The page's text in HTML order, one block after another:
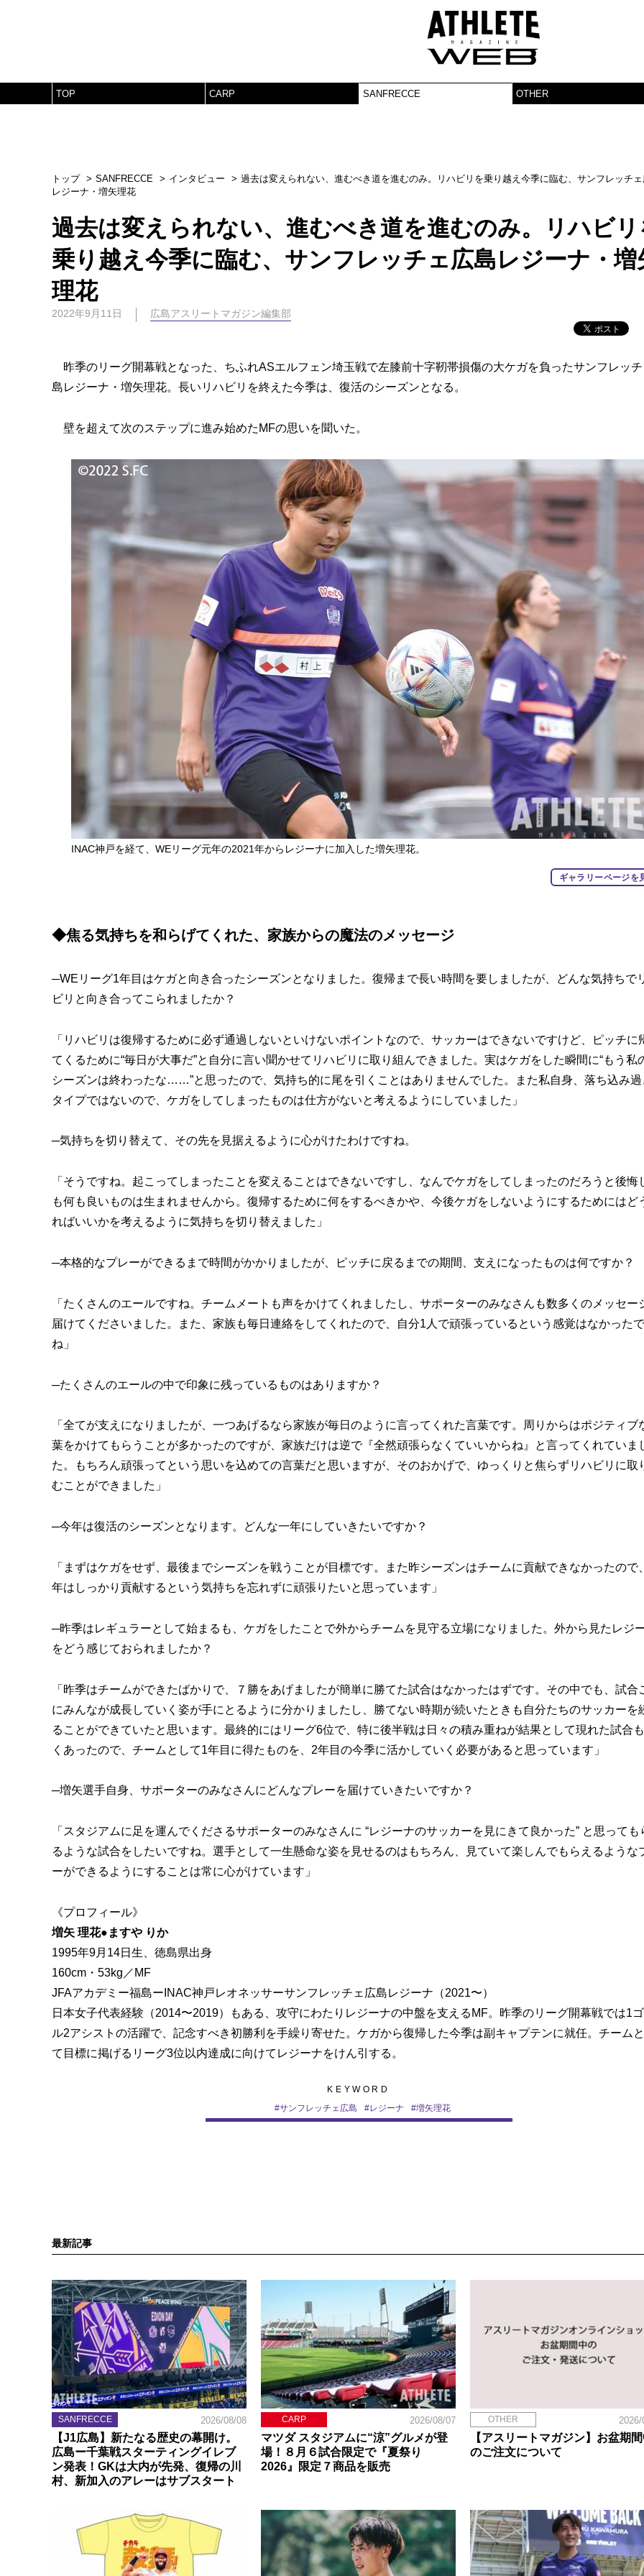
TOP CARP SANFRECCE OTHER
トップ SANFRECCE インタビュー
過去は変えられない、進むべき道を進むのみ。リハビリを乗り越え今季に臨む、サンフレッチェ
レジーナ・増矢理花
過去は変えられない、進むべき道を進むのみ。リハビリ
乗り越え今季に臨む、サンフレッチェ広島レジーナ・増
理花
2022年9月11日 広島アスリートマガジン編集部
昨季のリーグ開幕戦となった、ちふれASエルフェン埼玉戦で左膝前十字靭帯損傷の大ケガを負ったサンフレッ
島レジーナ・増矢理花。長いリハビリを終えた今季は、復活のシーズンとなる。
壁を超えて次のステップに進み始めたMFの思いを聞いた。
INAC神戸を経て、WEリーグ元年の2021年からレジーナに加入した増矢理花。
ギャラリーページを
◆焦る気持ちを和らげてくれた、家族からの魔法のメッセージ
─WEリーグ1年目はケガと向き合ったシーズンとなりました。復帰まで長い時間を要しましたが、どんな気持ちで
ビリと向き合ってこられましたか？
「リハビリは復帰するために必ず通過しないといけないポイントなので、サッカーはできないですけど、ピッチに
てくるために“毎日が大事だ”と自分に言い聞かせてリハビリに取り組んできました。実はケガをした瞬間に“もう私
シーズンは終わったな……”と思ったので、気持ち的に尾を引くことはありませんでした。また私自身、落ち込み過
タイプではないので、ケガをしてしまったものは仕方がないと考えるようにしていました」
─気持ちを切り替えて、その先を見据えるように心がけたわけですね。
「そうですね。起こってしまったことを変えることはできないですし、なんでケガをしてしまったのだろうと後悔
も何も良いものは生まれませんから。復帰するために何をするべきかや、今後ケガをしないようにするためにはど
ればいいかを考えるように気持ちを切り替えました」
─本格的なプレーができるまで時間がかかりましたが、ピッチに戻るまでの期間、支えになったものは何ですか？
「たくさんのエールですね。チームメートも声をかけてくれましたし、サポーターのみなさんも数多くのメッセー
届けてくださいました。また、家族も毎日連絡をしてくれたので、自分1人で頑張っているという感覚はなかった
ね」
─たくさんのエールの中で印象に残っているものはありますか？
「全てが支えになりましたが、一つあげるなら家族が毎日のように言ってくれた言葉です。周りからはポジティブ
葉をかけてもらうことが多かったのですが、家族だけは逆で『全然頑張らなくていいからね』と言ってくれていま
た。もちろん頑張ってという思いを込めての言葉だと思いますが、そのおかげで、ゆっくりと焦らずリハビリに取
むことができました」
─今年は復活のシーズンとなります。どんな一年にしていきたいですか？
「まずはケガをせず、最後までシーズンを戦うことが目標です。また昨シーズンはチームに貢献できなかったので
年はしっかり貢献するという気持ちを忘れずに頑張りたいと思っています」
─昨季はレギュラーとして始まるも、ケガをしたことで外からチームを見守る立場になりました。外から見たレジ
をどう感じておられましたか？
「昨季はチームができたばかりで、７勝をあげましたが簡単に勝てた試合はなかったはずです。その中でも、試合
にみんなが成長していく姿が手にとるように分かりましたし、勝てない時期が続いたときも自分たちのサッカーを
ることができていたと思います。最終的にはリーグ6位で、特に後半戦は日々の積み重ねが結果として現れた試合
くあったので、チームとして1年目に得たものを、2年目の今季に活かしていく必要があると思っています」
─増矢選手自身、サポーターのみなさんにどんなプレーを届けていきたいですか？
「スタジアムに足を運んでくださるサポーターのみなさんに “レジーナのサッカーを見にきて良かった” と思っても
るような試合をしたいですね。選手として一生懸命な姿を見せるのはもちろん、見ていて楽しんでもらえるような
ーができるようにすることは常に心がけています」
《プロフィール》
増矢 理花●ますや りか
1995年9月14日生、徳島県出身
160cm・53kg／MF
JFAアカデミー福島ーINAC神戸レオネッサーサンフレッチェ広島レジーナ（2021〜）
日本女子代表経験（2014〜2019）もある、攻守にわたりレジーナの中盤を支えるMF。昨季のリーグ開幕戦では1
ル2アシストの活躍で、記念すべき初勝利を手繰り寄せた。ケガから復帰した今季は副キャプテンに就任。チーム
て目標に掲げるリーグ3位以内達成に向けてレジーナをけん引する。
KEYWORD
#サンフレッチェ広島 #レジーナ #増矢理花
最新記事
SANFRECCE 2026/08/08
【J1広島】新たなる歴史の幕開け。
広島ー千葉戦スターティングイレブ
ン発表！GKは大内が先発、復帰の川
村、新加入のアレーはサブスタート
CARP 2026/08/07
マツダ スタジアムに“涼”グルメが登
場！８月６試合限定で『夏祭り
2026』限定７商品を販売
OTHER
【アスリートマガジン】お盆期
のご注文について